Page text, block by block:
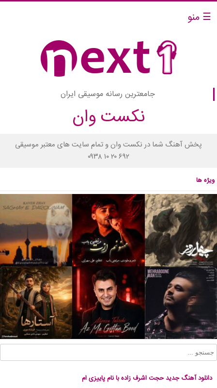
☰ منو
جامعترین رسانه موسیقی ایران
نکست وان
پخش آهنگ شما در نکست وان و تمام سایت های معتبر موسیقی
۰۹۳۸ ۱۰ ۲۰ ۶۹۲
ویژه ها
دانلود آهنگ جدید حجت اشرف زاده با نام پاییزی ام